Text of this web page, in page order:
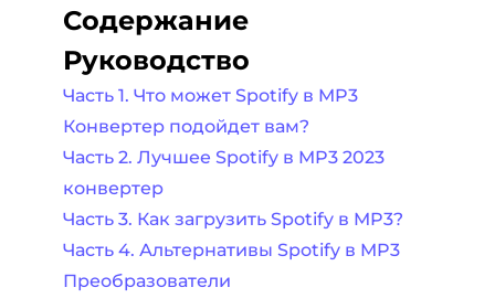
Содержание
Руководство
Часть 1. Что может Spotify в MP3
Конвертер подойдет вам?
Часть 2. Лучшее Spotify в MP3 2023
конвертер
Часть 3. Как загрузить Spotify в MP3?
Часть 4. Альтернативы Spotify в MP3
Преобразователи